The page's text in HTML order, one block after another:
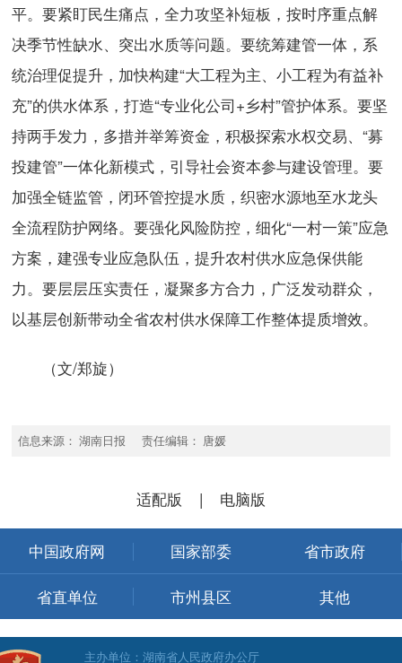
平。要紧盯民生痛点，全力攻坚补短板，按时序重点解
决季节性缺水、突出水质等问题。要统筹建管一体，系
统治理促提升，加快构建“大工程为主、小工程为有益补
充”的供水体系，打造“专业化公司+乡村”管护体系。要坚
持两手发力，多措并举筹资金，积极探索水权交易、“募
投建管”一体化新模式，引导社会资本参与建设管理。要
加强全链监管，闭环管控提水质，织密水源地至水龙头
全流程防护网络。要强化风险防控，细化“一村一策”应急
方案，建强专业应急队伍，提升农村供水应急保供能
力。要层层压实责任，凝聚多方合力，广泛发动群众，
以基层创新带动全省农村供水保障工作整体提质增效。
（文/郑旋）
信息来源： 湖南日报 责任编辑： 唐媛
适配版 | 电脑版
中国政府网 国家部委 省市政府
省直单位 市州县区 其他
主办单位：湖南省人民政府办公厅